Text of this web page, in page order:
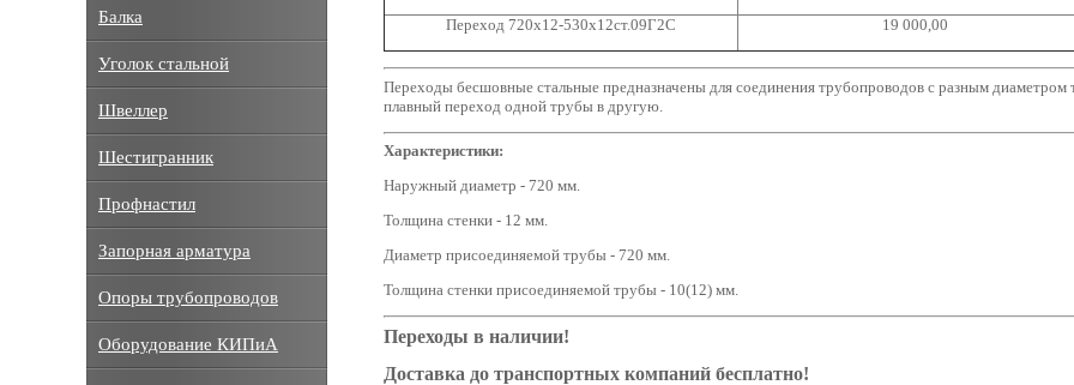
Переход 720x12-530x12ст.09Г2С
19 000,00
Переходы бесшовные стальные предназначены для соединения трубопроводов с разным диаметром
плавный переход одной трубы в другую.
Характеристики:
Наружный диаметр - 720 мм.
Толщина стенки - 12 мм.
Диаметр присоединяемой трубы - 720 мм.
Толщина стенки присоединяемой трубы - 10(12) мм.
Переходы в наличии!
Доставка до транспортных компаний бесплатно!
Балка
Уголок стальной
Швеллер
Шестигранник
Профнастил
Запорная арматура
Опоры трубопроводов
Оборудование КИПиА